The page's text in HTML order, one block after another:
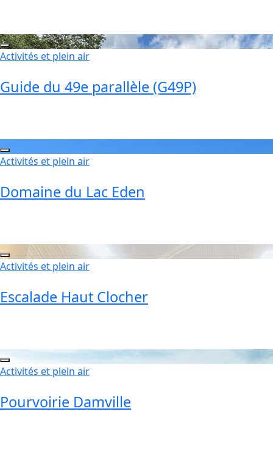
Activités et plein air
Guide du 49e parallèle (G49P)
Activités et plein air
Domaine du Lac Eden
Activités et plein air
Escalade Haut Clocher
Activités et plein air
Pourvoirie Damville